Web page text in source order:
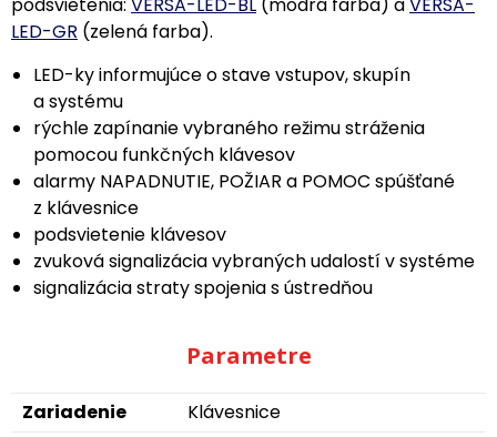
LED-GR (zelená farba).
LED-ky informujúce o stave vstupov, skupín
a systému
rýchle zapínanie vybraného režimu stráženia
pomocou funkčných klávesov
alarmy NAPADNUTIE, POŽIAR a POMOC spúšťané
z klávesnice
podsvietenie klávesov
zvuková signalizácia vybraných udalostí v systéme
signalizácia straty spojenia s ústredňou
Parametre
Zariadenie
Klávesnice